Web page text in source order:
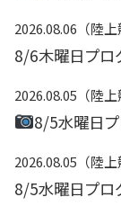
2026.08.06 陸
8/6木曜日プロ
2026.08.05 陸
8/5水曜日
2026.08.05 陸
8/5水曜日プロ